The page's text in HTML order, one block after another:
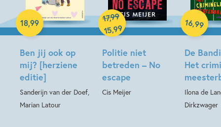
Ben jij ook op
mij? [herziene
editie]
Sanderijn van der Doef,
Marian Latour
18,99
Hardcover
Politie niet
betreden – No
escape
Cis Meijer
17,99
15,99
Hardcover
De
Het
Ilona de
Dirkzwager
16,99
Hardcover